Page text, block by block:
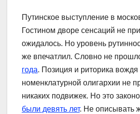
Путинское выступление в
Гостином дворе сенсаций не
ожидалось. Но уровень
же впечатлил. Словно не
года. Позиция и риторика вождя
номенклатурной олигархии не
никаких подвижек. Но это
были девять лет. Не описывать